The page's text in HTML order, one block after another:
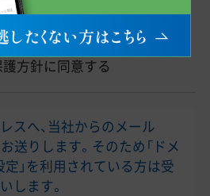
方針に同意する
スへ、当社からのメール
送りします。そのため「ドメ
」を利用されている方は受
します。